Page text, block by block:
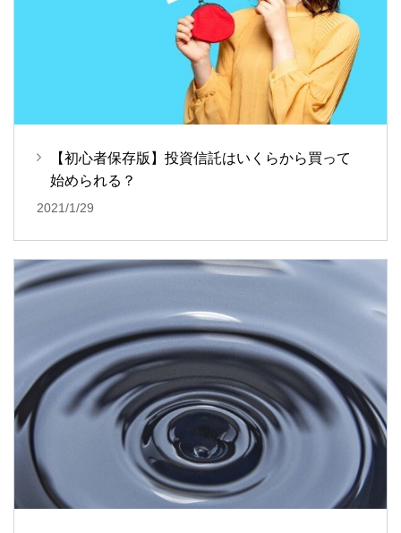
【初心者保存版】投資信託はいくらから買って
始められる？
2021/1/29